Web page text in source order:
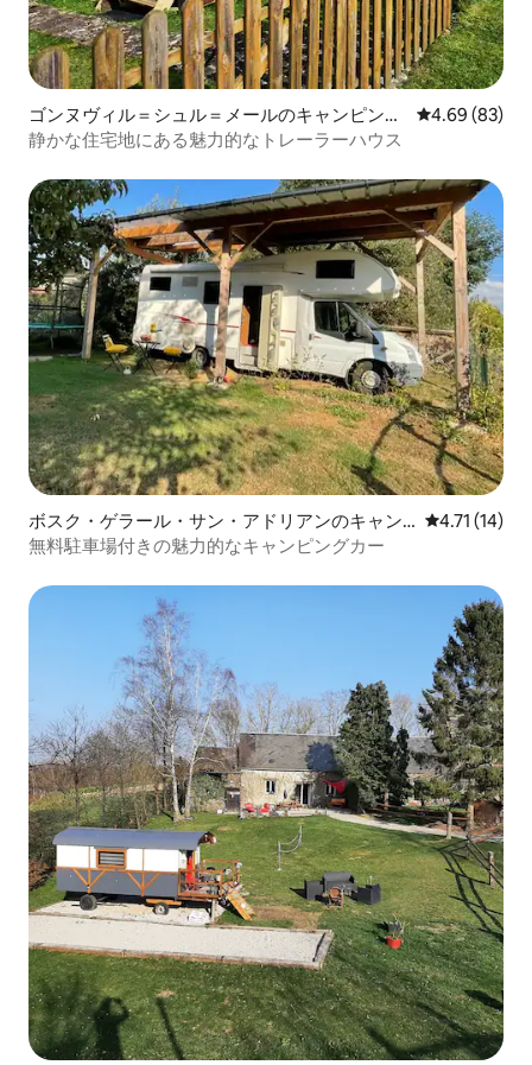
ゴンヌヴィル＝シュル＝メールのキャンピング
カー・RV
レビュー83
4.69 (83)
静かな住宅地にある魅力的なトレーラーハウス
ボスク・ゲラール・サン・アドリアンのキャン
ピングカー・RV
レビュー14
4.71 (14)
無料駐車場付きの魅力的なキャンピングカー